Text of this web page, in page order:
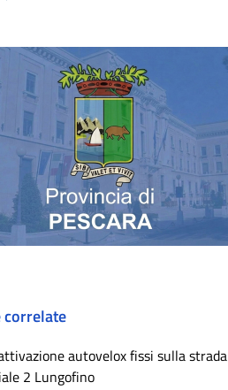
correlate
autovelox fissi sulla strada
2 Lungofino